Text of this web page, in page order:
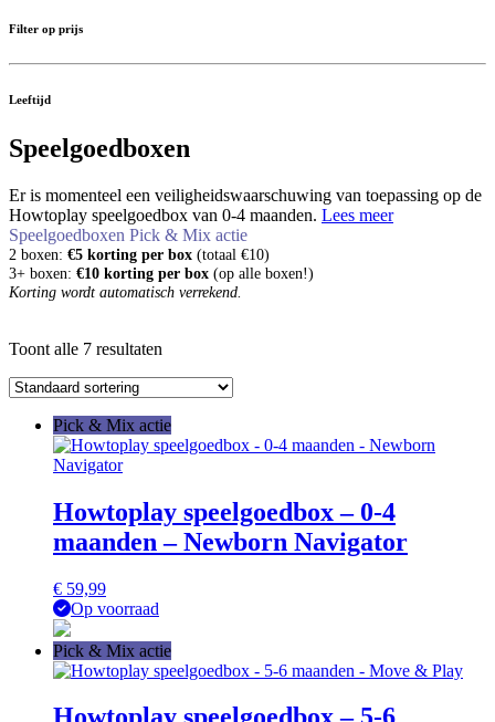
Filter op prijs
Leeftijd
Speelgoedboxen
Er is momenteel een veiligheidswaarschuwing van toepassing op de
Howtoplay speelgoedbox van 0-4 maanden. Lees meer
Speelgoedboxen Pick & Mix actie
2 boxen: €5 korting per box (totaal €10)
3+ boxen: €10 korting per box (op alle boxen!)
Korting wordt automatisch verrekend.
Toont alle 7 resultaten
Pick & Mix actie
Howtoplay speelgoedbox – 0-4
maanden – Newborn Navigator
€ 59,99
Op voorraad
Pick & Mix actie